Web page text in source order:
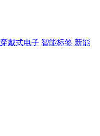
穿戴式电子 智能标签 新能